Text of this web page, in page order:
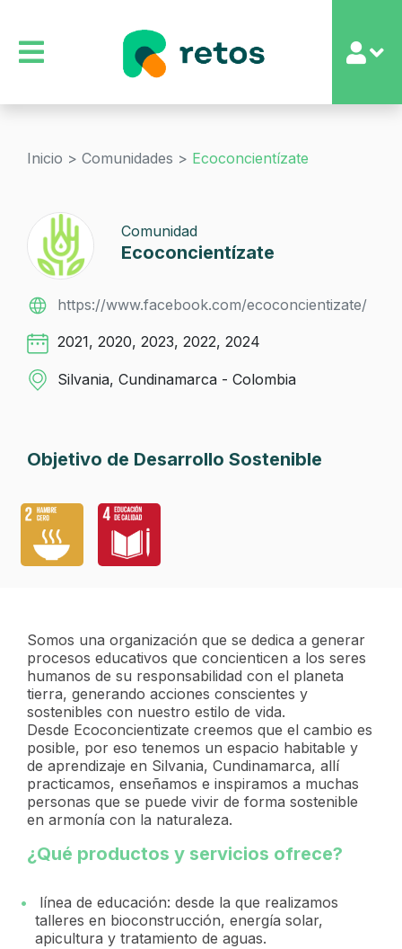
Inicio > Comunidades > Ecoconcientízate
Comunidad
Ecoconcientízate
https://www.facebook.com/ecoconcientizate/
2021, 2020, 2023, 2022, 2024
Silvania, Cundinamarca - Colombia
Objetivo de Desarrollo Sostenible
Somos una organización que se dedica a generar
procesos educativos que concienticen a los seres
humanos de su responsabilidad con el planeta
tierra, generando acciones conscientes y
sostenibles con nuestro estilo de vida.
Desde Ecoconcientizate creemos que el cambio es
posible, por eso tenemos un espacio habitable y
de aprendizaje en Silvania, Cundinamarca, allí
practicamos, enseñamos e inspiramos a muchas
personas que se puede vivir de forma sostenible
en armonía con la naturaleza.
¿Qué productos y servicios ofrece?
línea de educación: desde la que realizamos
talleres en bioconstrucción, energía solar,
apicultura y tratamiento de aguas.